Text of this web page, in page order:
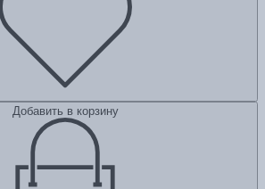
Добавить в корзину